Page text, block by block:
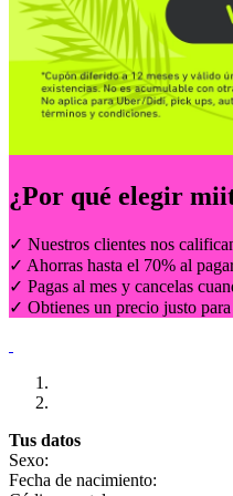
¿Por qué elegir
✓ Nuestros clientes nos
✓ Ahorras hasta el 70% al
✓ Pagas al mes y cancelas
✓ Obtienes un precio justo
Tus datos
Sexo:
Fecha de nacimiento: